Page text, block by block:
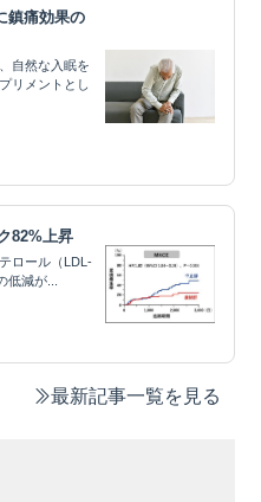
鎮痛効果の
自然な入眠を
リメントとし
82%上昇
ロール（LDL-
減が...
最新記事一覧を見る